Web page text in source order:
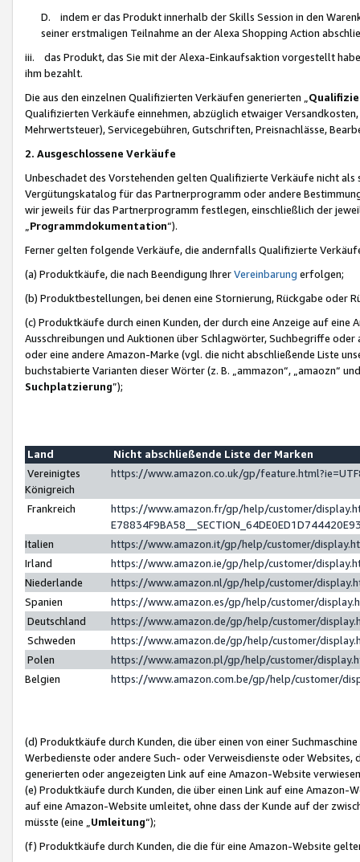
D. indem er das Produkt innerhalb der Skills Session in den
seiner erstmaligen Teilnahme an der Alexa Shopping Action
iii. das Produkt, das Sie mit der Alexa-Einkaufsaktion vorgestellt
ihm bezahlt.
Die aus den einzelnen Qualifizierten Verkäufen generierten „
Qualifizierten Verkäufe einnehmen, abzüglich etwaiger
Mehrwertsteuer), Servicegebühren, Gutschriften, Preisnachlässe,
2. Ausgeschlossene Verkäufe
Unbeschadet des Vorstehenden gelten Qualifizierte Verkäufe nicht
Vergütungskatalog für das Partnerprogramm oder andere
wir jeweils für das Partnerprogramm festlegen, einschließlich der
Programmdokumentation“).
Ferner gelten folgende Verkäufe, die andernfalls Qualifizierte
(a) Produktkäufe, die nach Beendigung IhrerVereinbarung erfolgen;
(b) Produktbestellungen, bei denen eine Stornierung, Rückgabe oder
(c) Produktkäufe durch einen Kunden, der durch eine Anzeige auf
Ausschreibungen und Auktionen über Schlagwörter, Suchbegriffe
oder eine andere Amazon-Marke (vgl. die nicht abschließende Liste
buchstabierte Varianten dieser Wörter (z. B. „ammazon“, „amaozn“
Suchplatzierung”);
Land
Nicht abschließende Liste der Marken
Vereinigtes
Königreich
https://www.amazon.co.uk/gp/
Frankreich
https://www.amazon.fr/gp/help/customer/
Italien
https://www.amazon.it/gp/help/customer/
Irland
https://www.amazon.ie/gp/help/customer/
Niederlande
https://www.amazon.nl/gp/help/customer/
Spanien
https://www.amazon.es/gp/help/customer/
Deutschland
https://www.amazon.de/gp/help/customer/
Schweden
https://www.amazon.de/gp/help/customer/
Polen
https://www.amazon.pl/gp/help/customer/
Belgien
https://www.amazon.com.be/gp/help/customer/
(d) Produktkäufe durch Kunden, die über einen von einer
Werbedienste oder andere Such- oder Verweisdienste oder Websites,
generierten oder angezeigten Link auf eine Amazon-Website
(e) Produktkäufe durch Kunden, die über einen Link auf eine
auf eine Amazon-Website umleitet, ohne dass der Kunde auf der
müsste (eine „ Umleitung“);
(f) Produktkäufe durch Kunden, die die für eine Amazon-Website